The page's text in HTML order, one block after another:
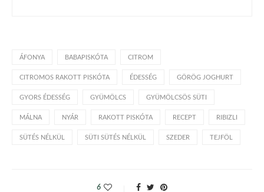
ÁFONYA BABAPISKÓTA CITROM
CITROMOS RAKOTT PISKÓTA ÉDESSÉG GÖRÖG JOGHURT
GYORS ÉDESSÉG GYÜMÖLCS GYÜMÖLCSÖS SÜTI
MÁLNA NYÁR RAKOTT PISKÓTA RECEPT RIBIZLI
SÜTÉS NÉLKÜL SÜTI SÜTÉS NÉLKÜL SZEDER TEJFÖL
6